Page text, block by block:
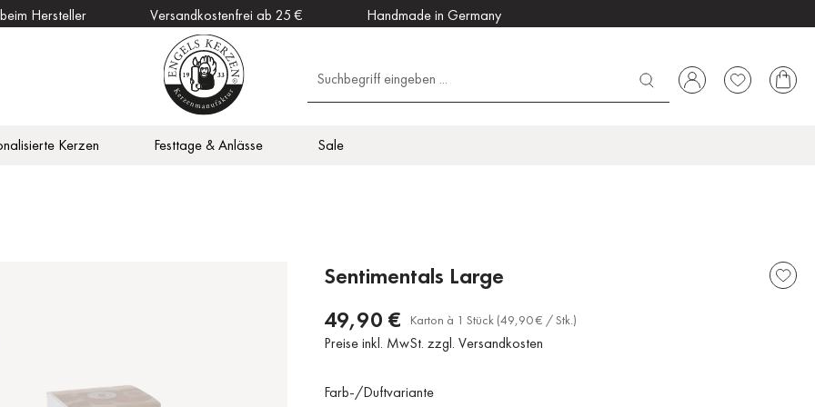
Hersteller Versandkostenfrei ab 25 € Handmade in Germany
Kerzen Festtage & Anlässe Sale
Sentimentals Large
49,90 €
Karton à 1 Stück (49,90 € / Stk.)
Preise inkl. MwSt. zzgl. Versandkosten
Farb-/Duftvariante